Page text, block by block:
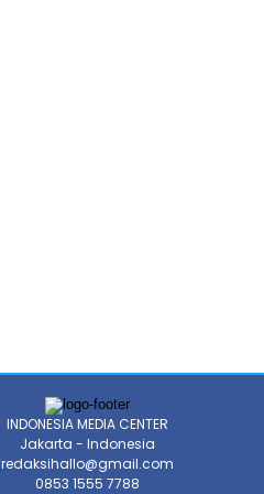
INDONESIA MEDIA CENTER
Jakarta - Indonesia
redaksihallo@gmail.com
0853 1555 7788